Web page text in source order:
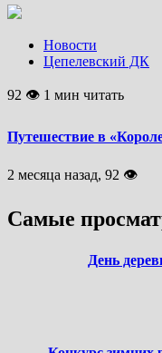
Новости
Цепелевский ДК
92 👁 1 мин читать
Путешествие в
2 месяца назад, 92 👁
Самые
День